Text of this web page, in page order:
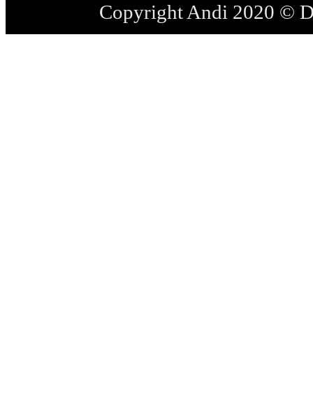
Copyright Andi 2020 ©